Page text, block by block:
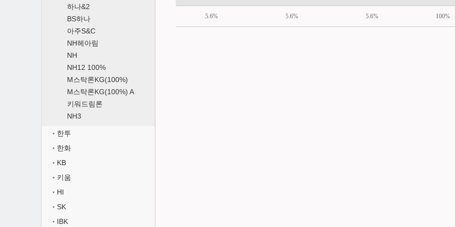
하나&2
BS하나
아주S&C
NH헤아림
NH
NH12 100%
M스탁론KG(100%)
M스탁론KG(100%) A
키워드림론
NH3
한투
한화
KB
키움
HI
SK
IBK
5.6% 5.6% 5.6% 100%